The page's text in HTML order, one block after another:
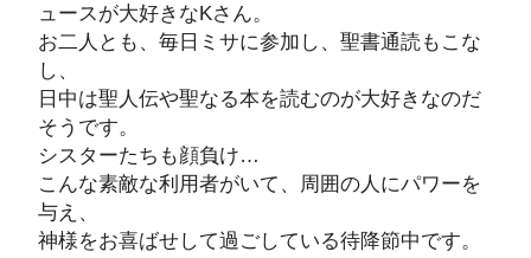
ュースが大好きなKさん。
お二人とも、毎日ミサに参加し、聖書通読もこな
し、
日中は聖人伝や聖なる本を読むのが大好きなのだ
そうです。
シスターたちも顔負け…
こんな素敵な利用者がいて、周囲の人にパワーを
与え、
神様をお喜ばせして過ごしている待降節中です。